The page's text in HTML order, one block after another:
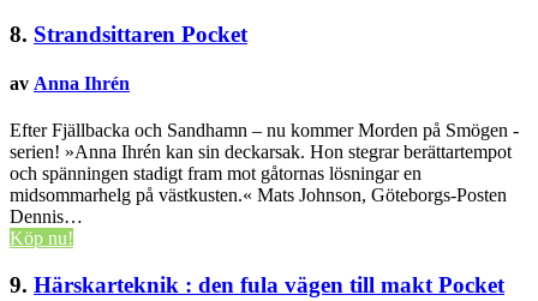
8. Strandsittaren Pocket
av Anna Ihrén
Efter Fjällbacka och Sandhamn – nu kommer Morden på Smögen -
serien! »Anna Ihrén kan sin deckarsak. Hon stegrar berättartempot
och spänningen stadigt fram mot gåtornas lösningar en
midsommarhelg på västkusten.« Mats Johnson, Göteborgs-Posten
Dennis…
Köp nu!
9. Härskarteknik : den fula vägen till makt Pocket